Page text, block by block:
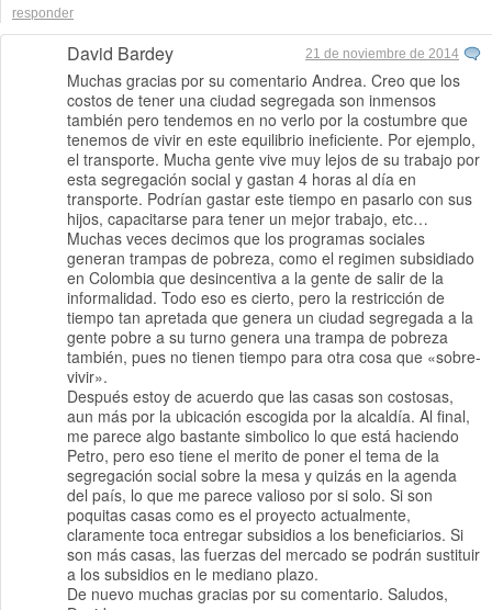
responder
David Bardey 21 de noviembre de 2014
Muchas gracias por su comentario Andrea. Creo que los
costos de tener una ciudad segregada son inmensos
también pero tendemos en no verlo por la costumbre que
tenemos de vivir en este equilibrio ineficiente. Por ejemplo,
el transporte. Mucha gente vive muy lejos de su trabajo por
esta segregación social y gastan 4 horas al día en
transporte. Podrían gastar este tiempo en pasarlo con sus
hijos, capacitarse para tener un mejor trabajo, etc…
Muchas veces decimos que los programas sociales
generan trampas de pobreza, como el regimen subsidiado
en Colombia que desincentiva a la gente de salir de la
informalidad. Todo eso es cierto, pero la restricción de
tiempo tan apretada que genera un ciudad segregada a la
gente pobre a su turno genera una trampa de pobreza
también, pues no tienen tiempo para otra cosa que «sobre-
vivir».
Después estoy de acuerdo que las casas son costosas,
aun más por la ubicación escogida por la alcaldía. Al final,
me parece algo bastante simbolico lo que está haciendo
Petro, pero eso tiene el merito de poner el tema de la
segregación social sobre la mesa y quizás en la agenda
del país, lo que me parece valioso por si solo. Si son
poquitas casas como es el proyecto actualmente,
claramente toca entregar subsidios a los beneficiarios. Si
son más casas, las fuerzas del mercado se podrán sustituir
a los subsidios en le mediano plazo.
De nuevo muchas gracias por su comentario. Saludos,